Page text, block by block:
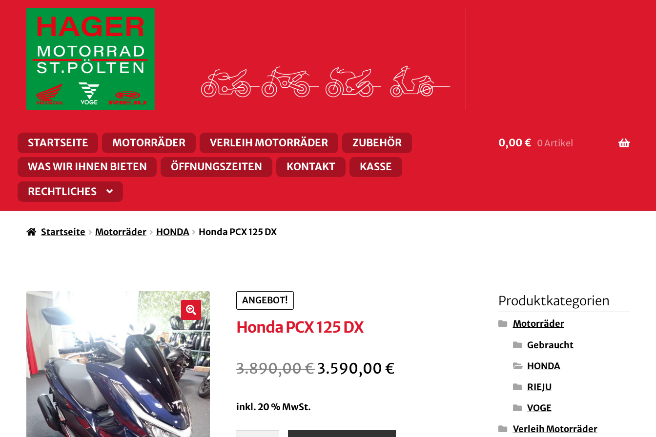
Zur
Navigation
springen
Zum
Inhalt
springen
STARTSEITE MOTORRÄDER VERLEIH MOTORRÄDER
ZUBEHÖR
WAS WIR IHNEN BIETEN
ÖFFNUNGSZEITEN KONTAKT
KASSE
RECHTLICHES
0,00€ 0 Artikel
Startseite Motorräder HONDA Honda PCX 125 DX
ANGEBOT!
🔍 Honda PCX 125 DX
3.890,00€Ursprünglicher
3.590,00 €
inkl. 20 % MwSt.
Produktkategorien
Motorräder
Gebraucht
HONDA
RIEJU
VOGE
Verleih Motorräder